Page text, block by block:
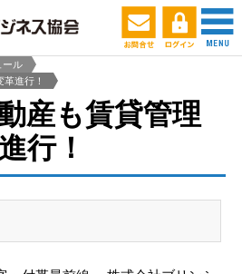
ール
進行！
産も賃貸管理
行！